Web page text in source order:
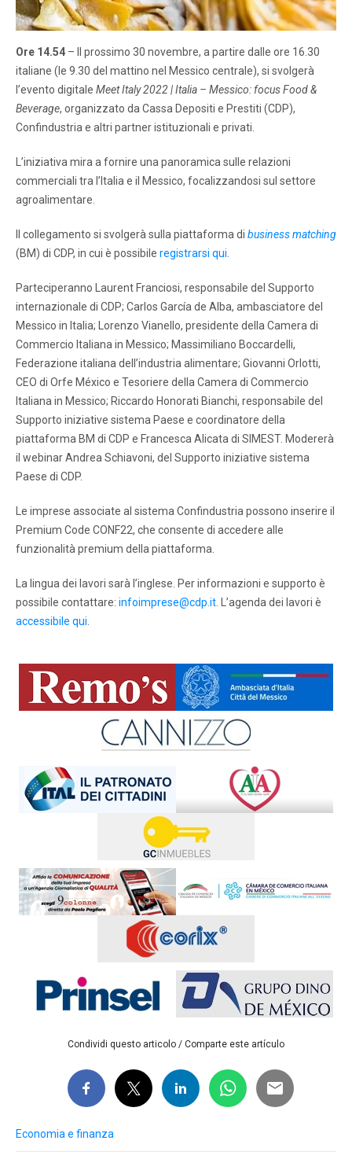
Ore 14.54 – Il prossimo 30 novembre, a partire dalle ore 16.30
italiane (le 9.30 del mattino nel Messico centrale), si svolgerà
l’evento digitale Meet Italy 2022 | Italia – Messico: focus Food &
Beverage, organizzato da Cassa Depositi e Prestiti (CDP),
Confindustria e altri partner istituzionali e privati.
L’iniziativa mira a fornire una panoramica sulle relazioni
commerciali tra l’Italia e il Messico, focalizzandosi sul settore
agroalimentare.
Il collegamento si svolgerà sulla piattaforma di business matching
(BM) di CDP, in cui è possibile registrarsi qui
Parteciperanno Laurent Franciosi, responsabile del Supporto
internazionale di CDP; Carlos García de Alba, ambasciatore del
Messico in Italia; Lorenzo Vianello, presidente della Camera di
Commercio Italiana in Messico; Massimiliano Boccardelli,
Federazione italiana dell’industria alimentare; Giovanni Orlotti,
CEO di Orfe México e Tesoriere della Camera di Commercio
Italiana in Messico; Riccardo Honorati Bianchi, responsabile del
Supporto iniziative sistema Paese e coordinatore della
piattaforma BM di CDP e Francesca Alicata di SIMEST. Modererà
il webinar Andrea Schiavoni, del Supporto iniziative sistema
Paese di CDP.
Le imprese associate al sistema Confindustria possono inserire il
Premium Code CONF22, che consente di accedere alle
funzionalità premium della piattaforma.
La lingua dei lavori sarà l’inglese. Per informazioni e supporto è
possibile contattare: infoimprese@cdp.it . L’agenda dei lavori è
accessibile qui
Condividi questo articolo / Comparte este artículo
Economia e finanza